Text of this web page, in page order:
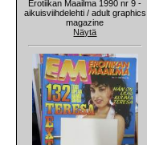
Erotiikan Maailma 1990 nr 9 -
aikuisviihdelehti / adult graphics
magazine
Näytä